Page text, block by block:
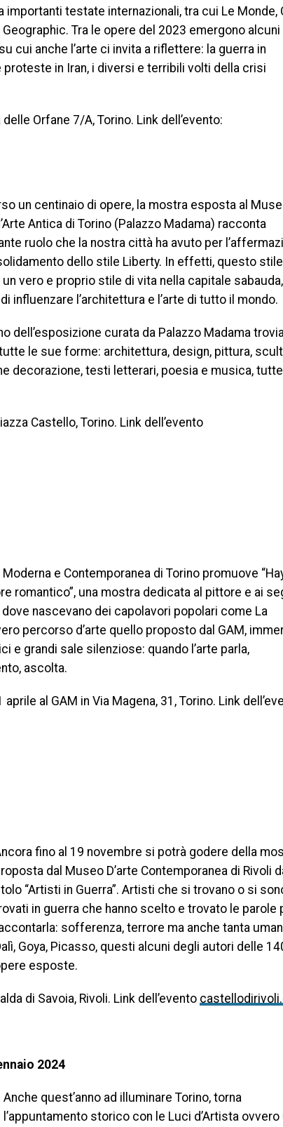
importanti testate internazionali, tra cui Le Monde,
Geographic. Tra le opere del 2023 emergono
cui anche l’arte ci invita a riflettere: la guerra in
proteste in Iran, i diversi e terribili volti della crisi
Orfane 7/A, Torino. Link dell’evento:
un centinaio di opere, la mostra esposta al
Antica di Torino (Palazzo Madama) racconta
ruolo che la nostra città ha avuto per
dello stile Liberty. In effetti, questo stile
un vero e proprio stile di vita nella capitale sabauda,
influenzare l’architettura e l’arte di tutto il mondo.
dell’esposizione curata da Palazzo Madama
tutte le sue forme: architettura, design, pittura,
decorazione, testi letterari, poesia e musica, tutte
Castello, Torino. Link dell’evento
e Contemporanea di Torino promuove
romantico”, una mostra dedicata al pittore e ai
nascevano dei capolavori popolari come La
percorso d’arte quello proposto dal GAM,
e grandi sale silenziose: quando l’arte parla,
ascolta.
al GAM in Via Magena, 31, Torino. Link
fino al 19 novembre si potrà godere della
dal Museo D’arte Contemporanea di Rivoli
“Artisti in Guerra”. Artisti che si trovano o si
in guerra che hanno scelto e trovato le parole
sofferenza, terrore ma anche tanta
Goya, Picasso, questi alcuni degli autori delle
esposte.
di Savoia, Rivoli. Link dell’evento
2024
Anche quest’anno ad illuminare Torino, torna
l’appuntamento storico con le Luci d’Artista ovvero